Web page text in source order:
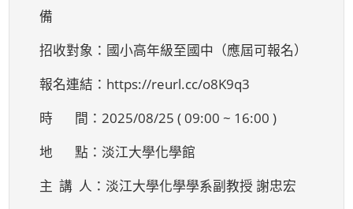
備
招收對象：國小高年級至國中（應屆可報名）
報名連結：https://reurl.cc/o8K9q3
時 間：2025/08/25 ( 09:00 ~ 16:00 )
地 點：淡江大學化學館
主 講 人：淡江大學化學學系副教授 謝忠宏